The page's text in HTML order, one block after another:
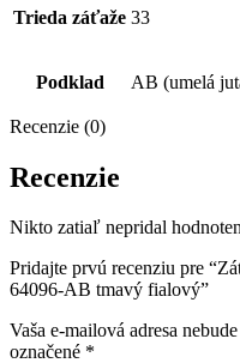
Trieda záťaže 33
Podklad AB (umelá
Recenzie (0)
Recenzie
Nikto zatiaľ nepridal
Pridajte prvú recenziu pre
64096-AB tmavý fialový”
Vaša e-mailová adresa
označené *